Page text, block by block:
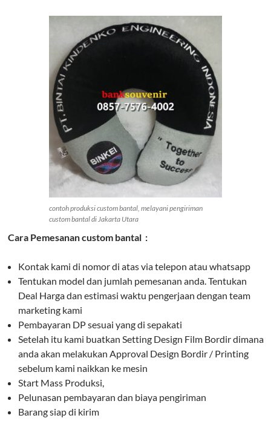
contoh produksi custom bantal, melayani pengiriman
custom bantal di Jakarta Utara
Cara Pemesanan custom bantal :
Kontak kami di nomor di atas via telepon atau whatsapp
Tentukan model dan jumlah pemesanan anda. Tentukan
Deal Harga dan estimasi waktu pengerjaan dengan team
marketing kami
Pembayaran DP sesuai yang di sepakati
Setelah itu kami buatkan Setting Design Film Bordir dimana
anda akan melakukan Approval Design Bordir / Printing
sebelum kami naikkan ke mesin
Start Mass Produksi,
Pelunasan pembayaran dan biaya pengiriman
Barang siap di kirim